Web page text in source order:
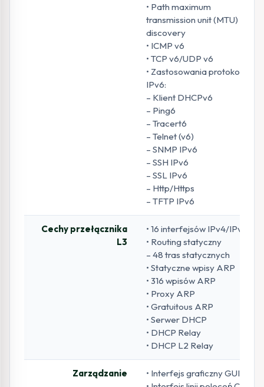
• Path maximum
transmission unit (MTU)
discovery
• ICMP v6
• TCP v6/UDP v6
• Zastosowania protokołu
IPv6:
– Klient DHCPv6
– Ping6
– Tracert6
– Telnet (v6)
– SNMP IPv6
– SSH IPv6
– SSL IPv6
– Http/Https
– TFTP IPv6
Cechy przełącznika
L3
• 16 interfejsów IPv4/IPv6
• Routing statyczny
– 48 tras statycznych
• Statyczne wpisy ARP
• 316 wpisów ARP
• Proxy ARP
• Gratuitous ARP
• Serwer DHCP
• DHCP Relay
• DHCP L2 Relay
Zarządzanie
• Interfejs graficzny GUI